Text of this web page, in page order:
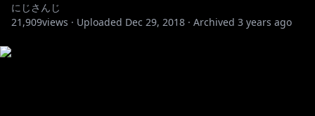
にじさんじ
21,909views · Uploaded Dec 29, 2018 · Archived 3 years ago